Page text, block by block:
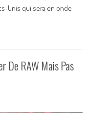
Unis qui sera en onde
De RAW Mais Pas